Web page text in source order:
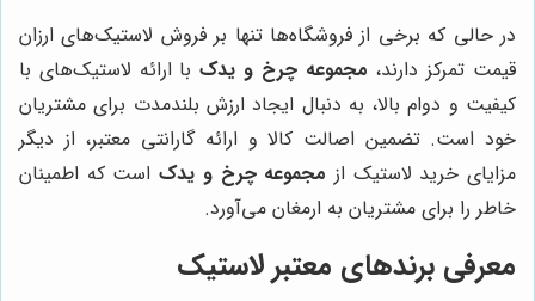
در حالی که برخی از فروشگاه‌ها تنها بر فروش لاستیک‌های ارزان
قیمت تمرکز دارند، مجموعه چرخ و یدکبا ارائه لاستیک‌های با
کیفیت و دوام بالا، به دنبال ایجاد ارزش بلندمدت برای مشتریان
خود است. تضمین اصالت کالا و ارائه گارانتی معتبر، از دیگر
مزایای خرید لاستیک از مجموعه چرخ و یدکاست که اطمینان
خاطر را برای مشتریان به ارمغان می‌آورد.
معرفی برندهای معتبر لاستیک